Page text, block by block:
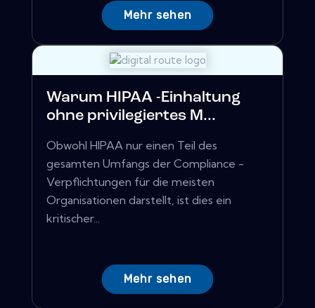
Mehr sehen
Warum HIPAA -Einhaltung
ohne privilegiertes M...
Obwohl HIPAA nur einen Teil des
gesamten Umfangs der Compliance -
Verpflichtungen für die meisten
Organisationen darstellt, ist dies ein
kritischer...
Mehr sehen